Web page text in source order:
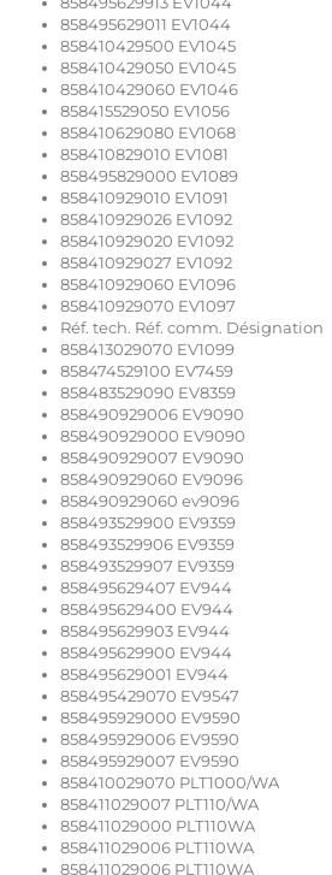
858495629011 EV1044
858410429500 EV1045
858410429050 EV1045
858410429060 EV1046
858415529050 EV1056
858410629080 EV1068
858410829010 EV1081
858495829000 EV1089
858410929010 EV1091
858410929026 EV1092
858410929020 EV1092
858410929027 EV1092
858410929060 EV1096
858410929070 EV1097
Réf. tech. Réf. comm. Désignation
858413029070 EV1099
858474529100 EV7459
858483529090 EV8359
858490929006 EV9090
858490929000 EV9090
858490929007 EV9090
858490929060 EV9096
858490929060 ev9096
858493529900 EV9359
858493529906 EV9359
858493529907 EV9359
858495629407 EV944
858495629400 EV944
858495629903 EV944
858495629900 EV944
858495629001 EV944
858495429070 EV9547
858495929000 EV9590
858495929006 EV9590
858495929007 EV9590
858410029070 PLT1000/WA
858411029007 PLT110/WA
858411029000 PLT110WA
858411029006 PLT110WA
858411029006 PLT110WA